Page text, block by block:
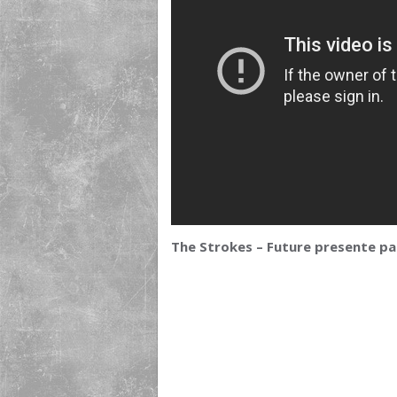
The Strokes – Future presente